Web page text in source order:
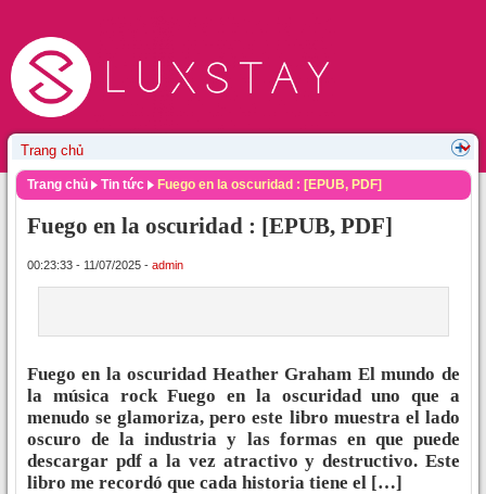
Trang chủ Tin tức Fuego en la oscuridad : [EPUB, PDF]
Fuego en la oscuridad : [EPUB, PDF]
00:23:33 - 11/07/2025 - admin
Fuego en la oscuridad Heather Graham El mundo de
la música rock Fuego en la oscuridad uno que a
menudo se glamoriza, pero este libro muestra el lado
oscuro de la industria y las formas en que puede
descargar pdf a la vez atractivo y destructivo. Este
libro me recordó que cada historia tiene el […]